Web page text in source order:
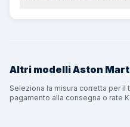
Altri modelliAston
Seleziona la misura corretta per il
pagamento alla consegna o rate